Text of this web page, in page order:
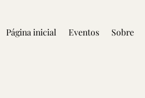
Página inicial Eventos Sobre